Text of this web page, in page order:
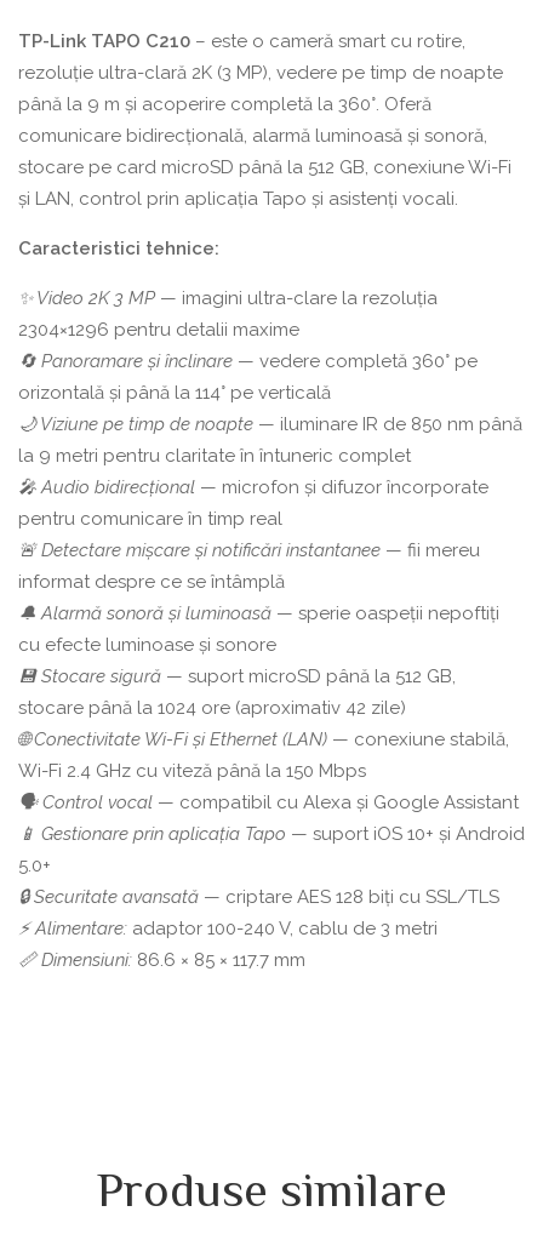
TP-Link TAPO C210 – este o cameră smart cu rotire,
rezoluție ultra-clară 2K (3 MP), vedere pe timp de noapte
până la 9 m și acoperire completă la 360°. Oferă
comunicare bidirecțională, alarmă luminoasă și sonoră,
stocare pe card microSD până la 512 GB, conexiune Wi-Fi
și LAN, control prin aplicația Tapo și asistenți vocali.
Caracteristici tehnice:
✨ Video 2K 3 MP — imagini ultra-clare la rezoluția
2304×1296 pentru detalii maxime
🔄 Panoramare și înclinare — vedere completă 360° pe
orizontală și până la 114° pe verticală
🌙 Viziune pe timp de noapte — iluminare IR de 850 nm până
la 9 metri pentru claritate în întuneric complet
🎤 Audio bidirecțional — microfon și difuzor încorporate
pentru comunicare în timp real
🚨 Detectare mișcare și notificări instantanee — fii mereu
informat despre ce se întâmplă
🔔 Alarmă sonoră și luminoasă — sperie oaspeții nepoftiți
cu efecte luminoase și sonore
💾 Stocare sigură — suport microSD până la 512 GB,
stocare până la 1024 ore (aproximativ 42 zile)
🌐 Conectivitate Wi-Fi și Ethernet (LAN) — conexiune stabilă,
Wi-Fi 2.4 GHz cu viteză până la 150 Mbps
🗣️ Control vocal — compatibil cu Alexa și Google Assistant
📱 Gestionare prin aplicația Tapo — suport iOS 10+ și Android
5.0+
🔒 Securitate avansată — criptare AES 128 biți cu SSL/TLS
⚡ Alimentare: adaptor 100-240 V, cablu de 3 metri
📏 Dimensiuni: 86.6 × 85 × 117.7 mm
Produse similare